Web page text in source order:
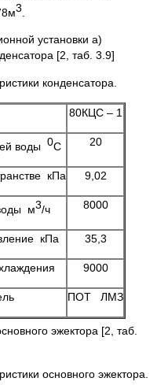
3
установки а)
[2, таб. 3.9]
конденсатора.
80КЦС – 1
воды 0С 20
кПа 9,02
м3/ч 8000
кПа 35,3
9000
ПОТ ЛМЗ
эжектора [2, таб.
основного эжектора.